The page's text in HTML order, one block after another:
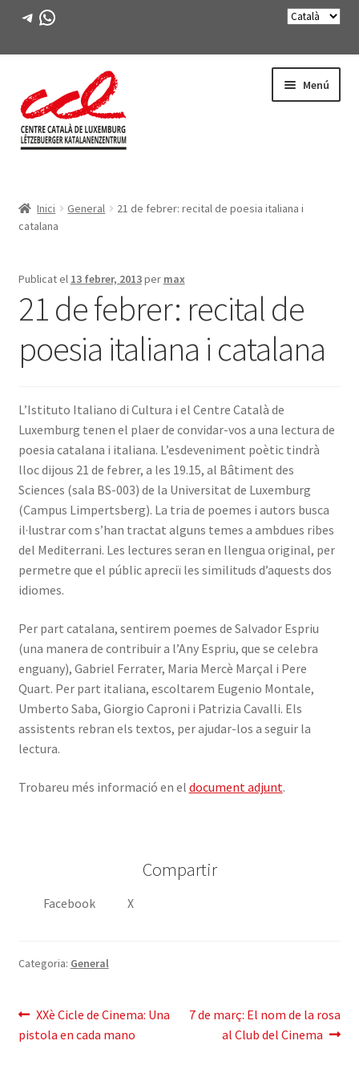
Telegram
WhatsApp
navegació
al
contingut
Menú
ACTIVITATS
FES-TE SOCI
LLIBRE
Inici General
21 de febrer: recital de poesia italiana i
catalana
Publicat el 13 febrer, 2013per max
21 de febrer: recital de
poesia italiana i catalana
L’Istituto Italiano di Cultura i el Centre Català de
Luxemburg tenen el plaer de convidar-vos a una lectura de
poesia catalana i italiana. L’esdeveniment poètic tindrà
lloc dijous 21 de febrer, a les 19.15, al Bâtiment des
Sciences (sala BS-003) de la Universitat de Luxemburg
(Campus Limpertsberg). La tria de poemes i autors busca
il·lustrar com s’han tractat alguns temes a ambdues ribes
del Mediterrani. Les lectures seran en llengua original, per
permetre que el públic apreciï les similituds d’aquests dos
idiomes.
Per part catalana, sentirem poemes de Salvador Espriu
(una manera de contribuir a l’Any Espriu, que se celebra
enguany), Gabriel Ferrater, Maria Mercè Marçal i Pere
Quart. Per part italiana, escoltarem Eugenio Montale,
Umberto Saba, Giorgio Caproni i Patrizia Cavalli. Els
assistents rebran els textos, per ajudar-los a seguir la
lectura.
Trobareu més informació en el document adjunt.
Compartir
Facebook X
Categoria: General
Navegació
d'entrades
Entrada
anterior:
XXè Cicle de Cinema: Una
pistola en cada mano
Pròxima
entrada:
7 de març: El nom de la rosa
al Club del Cinema